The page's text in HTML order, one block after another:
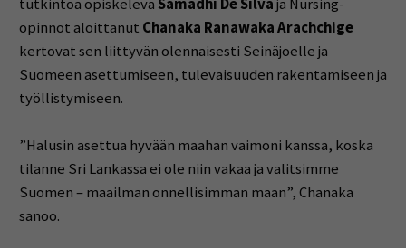
tutkintoa opiskeleva Samadhi De Silvaja Nursing-
opinnot aloittanut Chanaka Ranawaka Arachchige
kertovat sen liittyvän olennaisesti Seinäjoelle ja
Suomeen asettumiseen, tulevaisuuden rakentamiseen ja
työllistymiseen.
”Halusin asettua hyvään maahan vaimoni kanssa, koska
tilanne Sri Lankassa ei ole niin vakaa ja valitsimme
Suomen – maailman onnellisimman maan”, Chanaka
sanoo.